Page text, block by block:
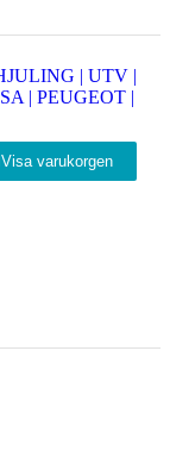
Visa varukorgen